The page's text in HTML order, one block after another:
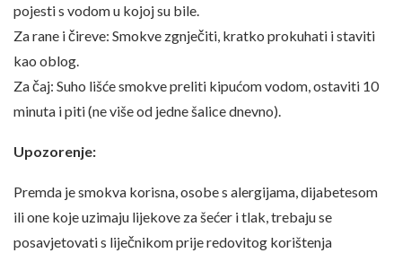
pojesti s vodom u kojoj su bile.
Za rane i čireve: Smokve zgnječiti, kratko prokuhati i staviti
kao oblog.
Za čaj: Suho lišće smokve preliti kipućom vodom, ostaviti 10
minuta i piti (ne više od jedne šalice dnevno).
Upozorenje:
Premda je smokva korisna, osobe s alergijama, dijabetesom
ili one koje uzimaju lijekove za šećer i tlak, trebaju se
posavjetovati s liječnikom prije redovitog korištenja